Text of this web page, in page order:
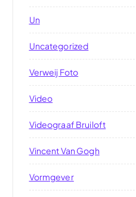
Un
Uncategorized
Verweij Foto
Video
Videograaf Bruiloft
Vincent Van Gogh
Vormgever